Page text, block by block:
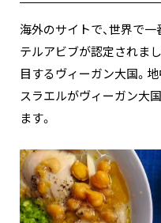
海外のサイトで、世界で
テルアビブが認定されま
目するヴィーガン大国。
スラエルがヴィーガン大
ます。